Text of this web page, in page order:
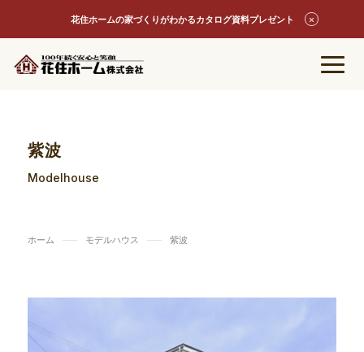
花住ホームの家づくりがわかるカタログ資料プレゼント
紫波
Modelhouse
ホーム モデルハウス 紫波